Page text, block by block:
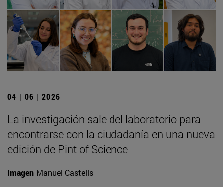
04 | 06 | 2026
La investigación sale del laboratorio para
encontrarse con la ciudadanía en una nueva
edición de Pint of Science
Imagen Manuel Castells